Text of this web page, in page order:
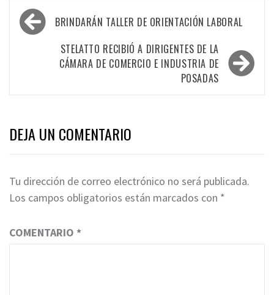
Navegación
de
entradas
BRINDARÁN TALLER DE ORIENTACIÓN LABORAL
STELATTO RECIBIÓ A DIRIGENTES DE LA
CÁMARA DE COMERCIO E INDUSTRIA DE
POSADAS
DEJA UN COMENTARIO
Tu dirección de correo electrónico no será publicada.
Los campos obligatorios están marcados con *
COMENTARIO *